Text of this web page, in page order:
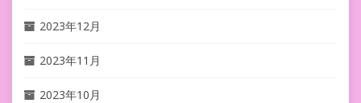
2023年12月
2023年11月
2023年10月